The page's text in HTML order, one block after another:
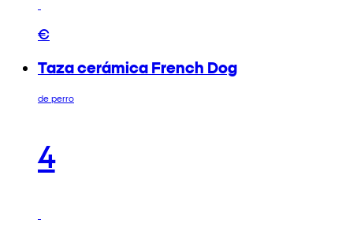
€
Taza cerámica French Dog
de perro
4